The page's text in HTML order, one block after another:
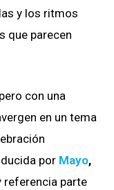
y los ritmos
que parecen
con una
en un tema
por Mayo,
referencia parte